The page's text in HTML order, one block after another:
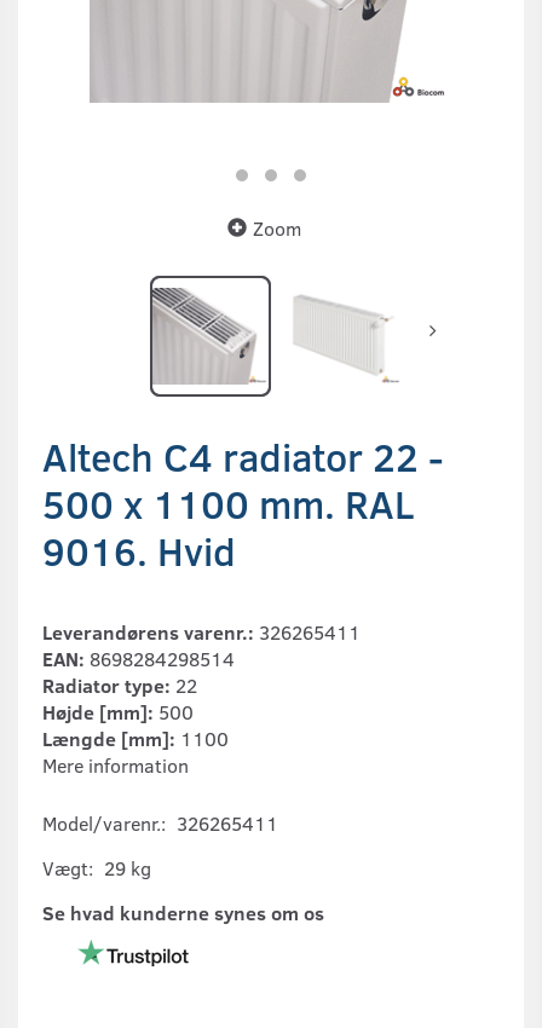
Zoom
Altech C4 radiator 22 -
500 x 1100 mm. RAL
9016. Hvid
Leverandørens varenr.: 326265411
EAN: 8698284298514
Radiator type: 22
Højde [mm]: 500
Længde [mm]: 1100
Mere information
Model/varenr.: 326265411
Vægt: 29 kg
Se hvad kunderne synes om os